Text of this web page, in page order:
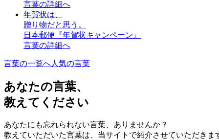
言葉の詳細へ
年賀状は、
贈り物だと思う。
日本郵便『年賀状キャンペーン』
言葉の詳細へ
言葉の一覧へ人気の言葉
あなたの言葉、
教えてください
あなたにも忘れられない言葉、ありませんか？
教えていただいた言葉は、当サイトで紹介させていただきま